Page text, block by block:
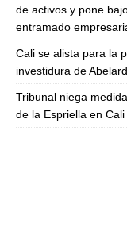
de activos y pone
entramado
Cali se alista para la
investidura de
Tribunal niega
de la Espriella en Cali